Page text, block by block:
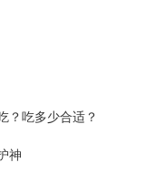
？吃多少合适？
神